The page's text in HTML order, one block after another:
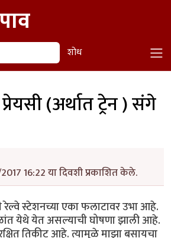
शोध
(अर्थात ट्रेन ) संगे
16:22 या दिवशी प्रकाशित केले.
रेल्वे स्टेशनच्या एका फलाटावर उभा आहे.
येथे येत असल्याची घोषणा झाली आहे.
तिकीट आहे. त्यामुळे माझा बसायचा